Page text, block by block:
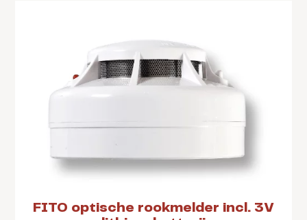
FITO optische rookmelder incl. 3V